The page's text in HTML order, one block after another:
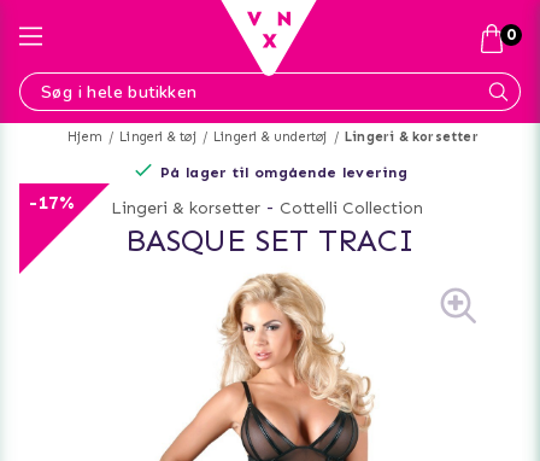
Hjem Lingeri & tøj Lingeri & undertøj Lingeri & korsetter
På lager til omgående levering
-17% Lingeri & korsetter - Cottelli Collection
BASQUE SET TRACI
0